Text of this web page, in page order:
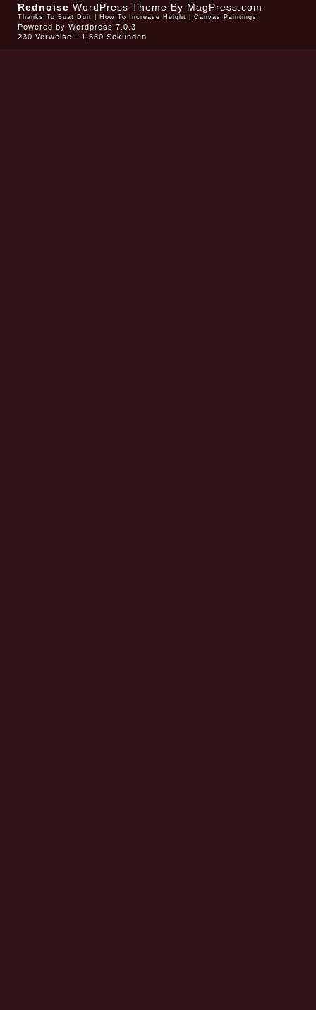
Rednoise WordPress Theme By MagPress.com
Thanks To Buat Duit How To Increase Height Canvas Paintings
Powered by Wordpress 7.0.3
230 Verweise - 1,550 Sekunden